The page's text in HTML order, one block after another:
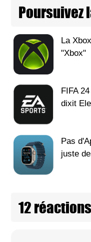
Poursuivez
La
"Xbox"
FIFA
dixit
Pas
juste
12 réactions